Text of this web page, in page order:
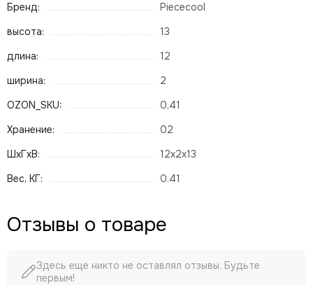
Бренд:
Piececool
высота:
13
длина:
12
ширина:
2
OZON_SKU:
0,41
Хранение:
02
ШхГхВ:
12x2x13
Вес, КГ:
0.41
Отзывы о товаре
Здесь еще никто не оставлял отзывы. Будьте
первым!